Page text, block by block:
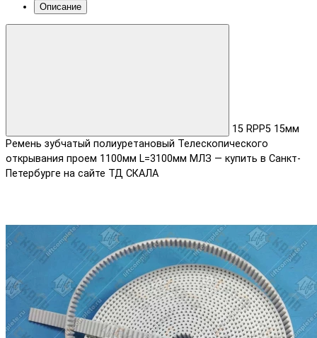
Описание
15 RPP5 15мм
Ремень зубчатый полиуретановый Телескопического
открывания проем 1100мм L=3100мм МЛЗ — купить в Санкт-
Петербурге на сайте ТД СКАЛА